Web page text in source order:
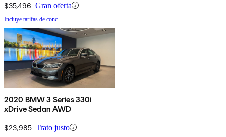
$35,496 Gran oferta
Incluye tarifas de conc.
2020 BMW 3 Series 330i
xDrive Sedan AWD
$23,985 Trato justo